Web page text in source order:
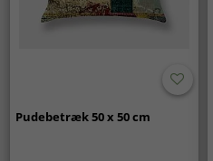
Pudebetræk 50 x 50 cm